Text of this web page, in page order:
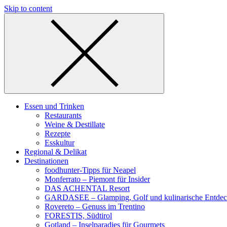
Skip to content
Essen und Trinken
Restaurants
Weine & Destillate
Rezepte
Esskultur
Regional & Delikat
Destinationen
foodhunter-Tipps für Neapel
Monferrato – Piemont für Insider
DAS ACHENTAL Resort
GARDASEE – Glamping, Golf und kulinarische
Rovereto – Genuss im Trentino
FORESTIS, Südtirol
Gotland – Inselparadies für Gourmets